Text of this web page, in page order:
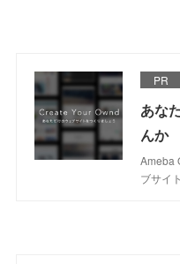
PR
あな
んか
Ameba
ブサイ